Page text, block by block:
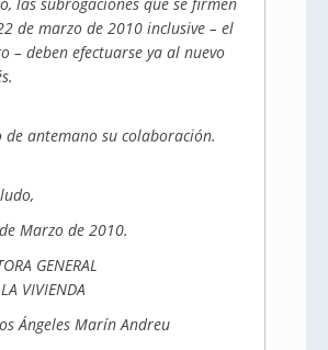
de marzo de 2010 inclusive – el
– deben efectuarse ya al nuevo
de antemano su colaboración.
Marzo de 2010.
GENERAL
VIVIENDA
Ángeles Marín Andreu